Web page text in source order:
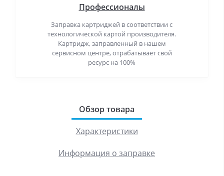
Профессионалы
Заправка картриджей в соответствии с
технологической картой производителя.
Картридж, заправленный в нашем
сервисном центре, отрабатывает свой
ресурс на 100%
Обзор товара
Характеристики
Информация о заправке